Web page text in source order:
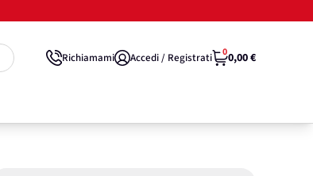
Richiamami Accedi / Registrati 00,00 €